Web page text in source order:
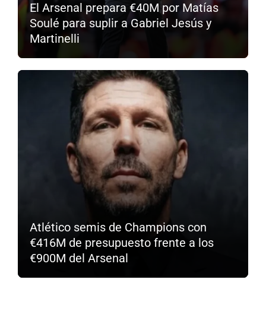
El Arsenal prepara €40M por Matías
Soulé para suplir a Gabriel Jesús y
Martinelli
Atlético semis de Champions con
€416M de presupuesto frente a los
€900M del Arsenal